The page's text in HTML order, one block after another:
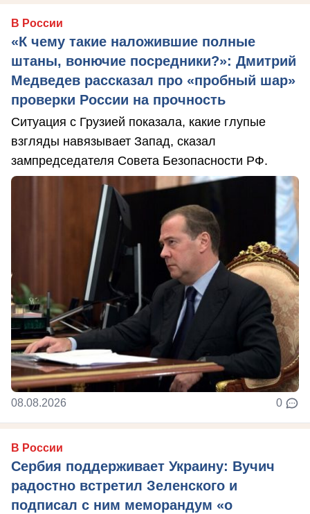
В России
«К чему такие наложившие полные
штаны, вонючие посредники?»: Дмитрий
Медведев рассказал про «пробный шар»
проверки России на прочность
Ситуация с Грузией показала, какие глупые
взгляды навязывает Запад, сказал
зампредседателя Совета Безопасности РФ.
08.08.2026 0
В России
Сербия поддерживает Украину: Вучич
радостно встретил Зеленского и
подписал с ним меморандум «о